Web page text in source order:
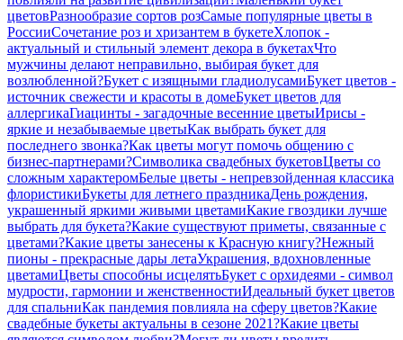
цветовРазнообразие сортов розСамые популярные цветы в
РоссииСочетание роз и хризантем в букетеХлопок -
актуальный и стильный элемент декора в букетахЧто
мужчины делают неправильно, выбирая букет для
возлюбленной?Букет с изящными гладиолусамиБукет цветов -
источник свежести и красоты в домеБукет цветов для
аллергикаГиацинты - загадочные весенние цветыИрисы -
яркие и незабываемые цветыКак выбрать букет для
последнего звонка?Как цветы могут помочь общению с
бизнес-партнерами?Символика свадебных букетовЦветы со
сложным характеромБелые цветы - непревзойденная классика
флористикиБукеты для летнего праздникаДень рождения,
украшенный яркими живыми цветамиКакие гвоздики лучше
выбрать для букета?Какие существуют приметы, связанные с
цветами?Какие цветы занесены к Красную книгу?Нежный
пионы - прекрасные дары летаУкрашения, вдохновленные
цветамиЦветы способны исцелятьБукет с орхидеями - символ
мудрости, гармонии и женственностиИдеальный букет цветов
для спальниКак пандемия повлияла на сферу цветов?Какие
свадебные букеты актуальны в сезоне 2021?Какие цветы